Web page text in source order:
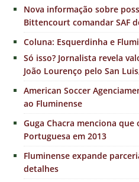
Nova informação sobre
Bittencourt comandar SAF
Coluna: Esquerdinha e
Só isso? Jornalista revela
João Lourenço pelo San
American Soccer
ao Fluminense
Guga Chacra menciona
Portuguesa em 2013
Fluminense expande
detalhes